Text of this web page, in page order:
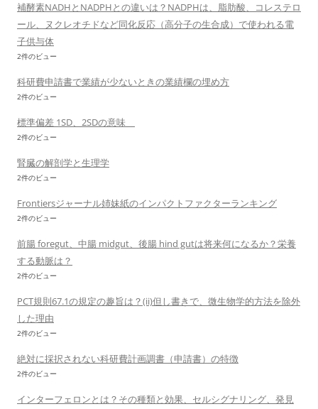
補酵素NADHとNADPHとの違いは？NADPHは、脂肪酸、コレステロ
ール、ヌクレオチドなど同化反応（高分子の生合成）で使われる電
子供与体
2件のビュー
科研費申請書で業績が少ないときの業績欄の埋め方
2件のビュー
標準偏差 1SD、2SDの意味
2件のビュー
腎臓の解剖学と生理学
2件のビュー
Frontiersジャーナル姉妹紙のインパクトファクターランキング
2件のビュー
前腸 foregut、中腸 midgut、後腸 hind gutは将来何になるか？栄養
する動脈は？
2件のビュー
PCT規則67.1の規定の趣旨は？(ii)但し書きで、微生物学的方法を除外
した理由
2件のビュー
絶対に採択されない科研費計画調書（申請書）の特徴
2件のビュー
インターフェロンとは？その種類と効果、セルシグナリング、発見